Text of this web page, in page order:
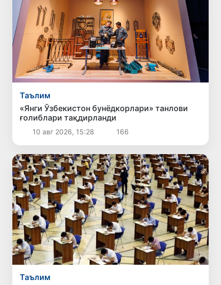
Таълим
«Янги Ўзбекистон бунёдкорлари» танлови
ғолиблари тақдирланди
10 авг 2026, 15:28 166
Таълим